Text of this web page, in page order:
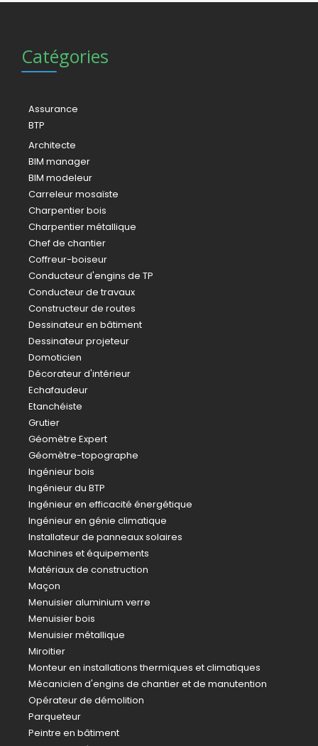
Catégories
Assurance
BTP
Architecte
BIM manager
BIM modeleur
Carreleur mosaïste
Charpentier bois
Charpentier métallique
Chef de chantier
Coffreur-boiseur
Conducteur d'engins de TP
Conducteur de travaux
Constructeur de routes
Dessinateur en bâtiment
Dessinateur projeteur
Domoticien
Décorateur d'intérieur
Echafaudeur
Etanchéiste
Grutier
Géomètre Expert
Géomètre-topographe
Ingénieur bois
Ingénieur du BTP
Ingénieur en efficacité énergétique
Ingénieur en génie climatique
Installateur de panneaux solaires
Machines et équipements
Matériaux de construction
Maçon
Menuisier aluminium verre
Menuisier bois
Menuisier métallique
Miroitier
Monteur en installations thermiques et climatiques
Mécanicien d'engins de chantier et de manutention
Opérateur de démolition
Parqueteur
Peintre en bâtiment